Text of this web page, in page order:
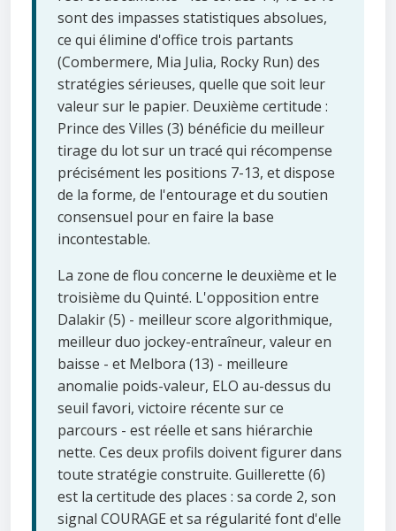
sont des impasses statistiques absolues,
ce qui élimine d'office trois partants
(Combermere, Mia Julia, Rocky Run) des
stratégies sérieuses, quelle que soit leur
valeur sur le papier. Deuxième certitude :
Prince des Villes (3) bénéficie du meilleur
tirage du lot sur un tracé qui récompense
précisément les positions 7-13, et dispose
de la forme, de l'entourage et du soutien
consensuel pour en faire la base
incontestable.
La zone de flou concerne le deuxième et le
troisième du Quinté. L'opposition entre
Dalakir (5) - meilleur score algorithmique,
meilleur duo jockey-entraîneur, valeur en
baisse - et Melbora (13) - meilleure
anomalie poids-valeur, ELO au-dessus du
seuil favori, victoire récente sur ce
parcours - est réelle et sans hiérarchie
nette. Ces deux profils doivent figurer dans
toute stratégie construite. Guillerette (6)
est la certitude des places : sa corde 2, son
signal COURAGE et sa régularité font d'elle